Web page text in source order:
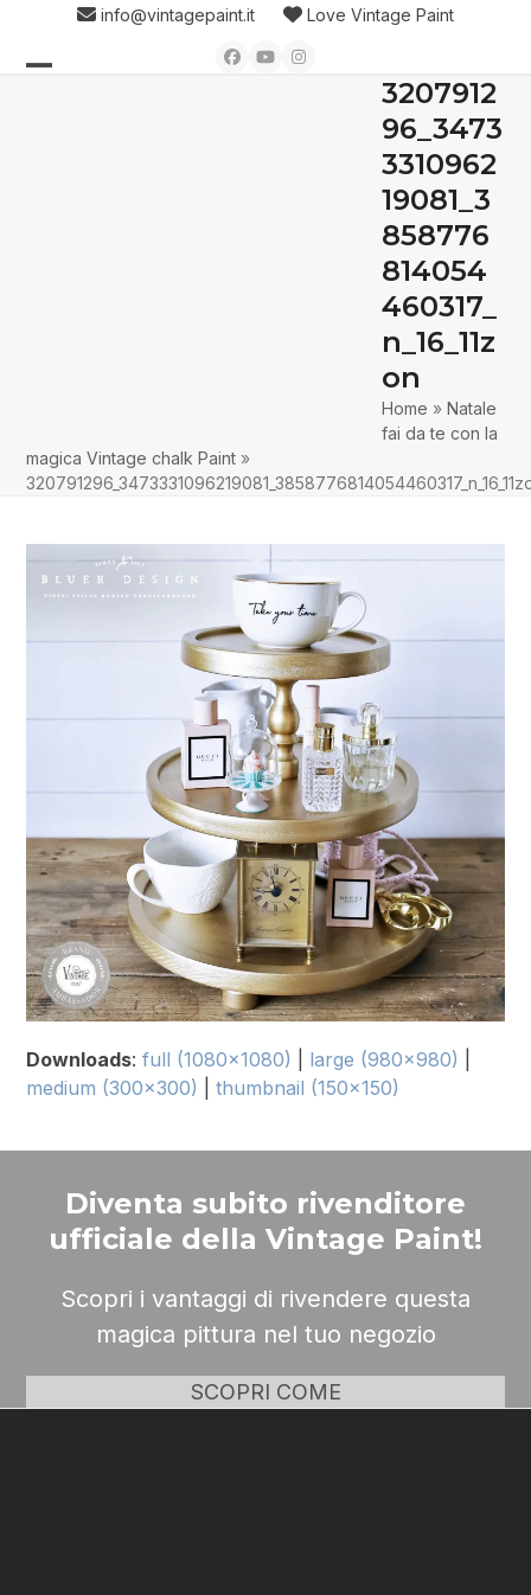
content
info@vintagepaint.it Love Vintage Paint
Facebook
YouTubeInstagram
3207912
96_3473
3310962
19081_3
858776
814054
460317_
n_16_11z
on
Home »Natale
fai da te con la
magica Vintage chalk Paint »
Downloads:full (1080x1080) large (980x980)
medium (300x300)
|thumbnail (150x150)
Diventa subito rivenditore
ufficiale della Vintage Paint!
Scopri i vantaggi di rivendere questa
magica pittura nel tuo negozio
SCOPRI COME